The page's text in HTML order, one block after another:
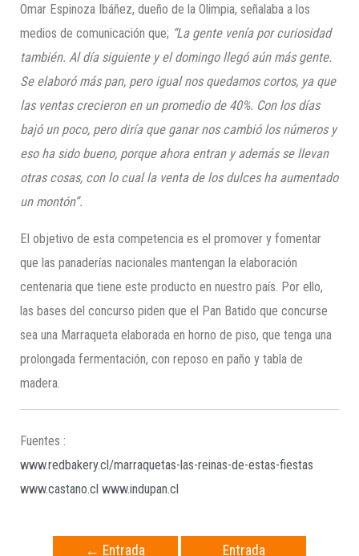
Omar Espinoza Ibáñez, dueño de la Olimpia, señalaba a los
medios de comunicación que; “La gente venía por curiosidad
también. Al día siguiente y el domingo llegó aún más gente.
Se elaboró más pan, pero igual nos quedamos cortos, ya que
las ventas crecieron en un promedio de 40%. Con los días
bajó un poco, pero diría que ganar nos cambió los números y
eso ha sido bueno, porque ahora entran y además se llevan
otras cosas, con lo cual la venta de los dulces ha aumentado
un montón”.
El objetivo de esta competencia es el promover y fomentar
que las panaderías nacionales mantengan la elaboración
centenaria que tiene este producto en nuestro país. Por ello,
las bases del concurso piden que el Pan Batido que concurse
sea una Marraqueta elaborada en horno de piso, que tenga una
prolongada fermentación, con reposo en paño y tabla de
madera.
Fuentes :
www.redbakery.cl/marraquetas-las-reinas-de-estas-fiestas
www.castano.cl www.indupan.cl
← Entrada Entrada